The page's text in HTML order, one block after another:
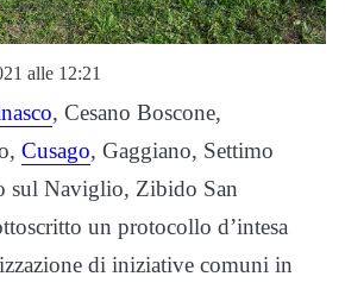
alle 12:21
, Cesano Boscone,
Cusago, Gaggiano, Settimo
sul Naviglio, Zibido San
un protocollo d’intesa
di iniziative comuni in